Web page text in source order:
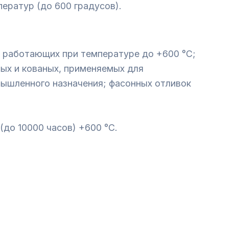
(до 600 градусов).
работающих при температуре до +600 °С;
и кованых, применяемых для
назначения; фасонных отливок
10000 часов) +600 °C.